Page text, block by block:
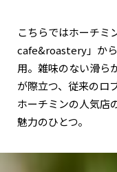
こちらではホーチミ
cafe&roastery」か
用。雑味のない滑ら
が際立つ、従来のロ
ホーチミンの人気店
魅力のひとつ。